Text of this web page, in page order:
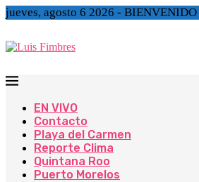
jueves, agosto 6 2026 - BIENVENIDO
EN VIVO
Contacto
Playa del Carmen
Reporte Clima
Quintana Roo
Puerto Morelos